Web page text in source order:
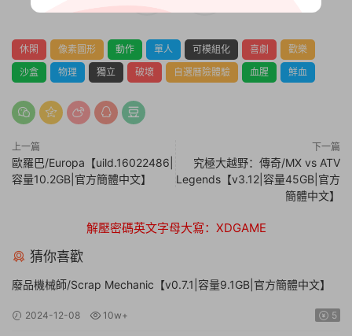
休閑 像素圖形 動作 單人 可模組化 喜劇
歡樂
沙盒
物理 獨立 破壞 自選曆險體驗 血腥 鮮血
上一篇
歐羅巴/Europa【uild.16022486|
容量10.2GB|官方簡體中文】
下一篇
究極大越野：傳奇/MX vs ATV
Legends【v3.12|容量45GB|官方
簡體中文】
解壓密碼英文字母大寫：XDGAME
猜你喜歡
廢品機械師/Scrap Mechanic【v0.7.1|容量9.1GB|官方簡體中文】
2024-12-08 10w+ 5